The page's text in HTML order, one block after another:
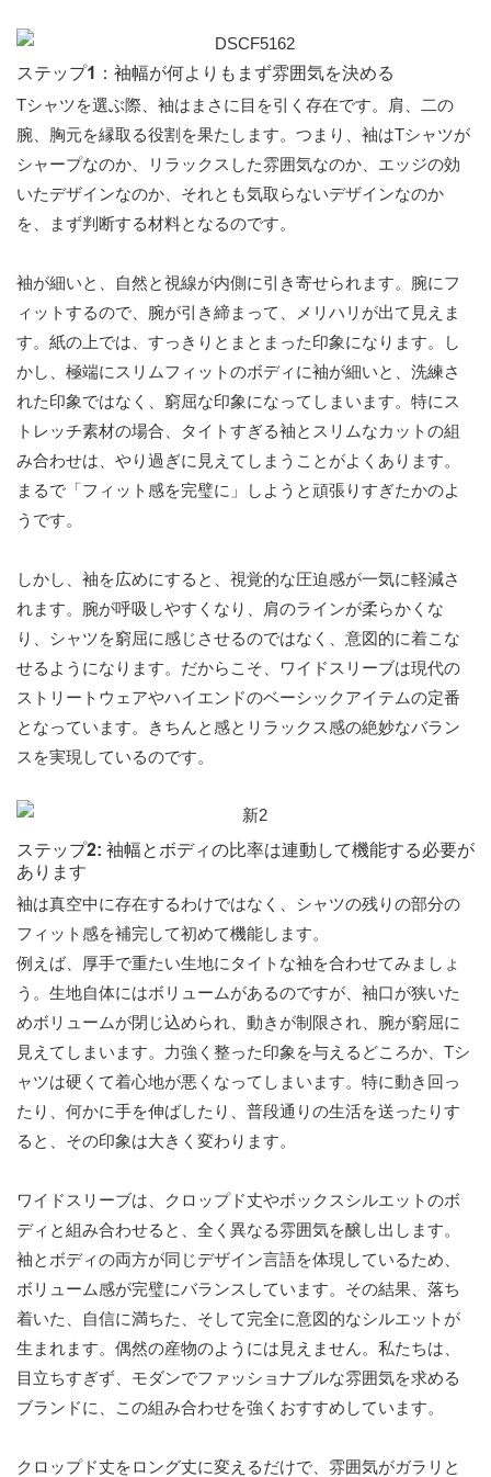
ステップ1：袖幅が何よりもまず雰囲気を決める
Tシャツを選ぶ際、袖はまさに目を引く存在です。肩、二の
腕、胸元を縁取る役割を果たします。つまり、袖はTシャツが
シャープなのか、リラックスした雰囲気なのか、エッジの効
いたデザインなのか、それとも気取らないデザインなのか
を、まず判断する材料となるのです。
袖が細いと、自然と視線が内側に引き寄せられます。腕にフ
ィットするので、腕が引き締まって、メリハリが出て見えま
す。紙の上では、すっきりとまとまった印象になります。し
かし、極端にスリムフィットのボディに袖が細いと、洗練さ
れた印象ではなく、窮屈な印象になってしまいます。特にス
トレッチ素材の場合、タイトすぎる袖とスリムなカットの組
み合わせは、やり過ぎに見えてしまうことがよくあります。
まるで「フィット感を完璧に」しようと頑張りすぎたかのよ
うです。
しかし、袖を広めにすると、視覚的な圧迫感が一気に軽減さ
れます。腕が呼吸しやすくなり、肩のラインが柔らかくな
り、シャツを窮屈に感じさせるのではなく、意図的に着こな
せるようになります。だからこそ、ワイドスリーブは現代の
ストリートウェアやハイエンドのベーシックアイテムの定番
となっています。きちんと感とリラックス感の絶妙なバラン
スを実現しているのです。
ステップ2: 袖幅とボディの比率は連動して機能する必要が
あります
袖は真空中に存在するわけではなく、シャツの残りの部分の
フィット感を補完して初めて機能します。
例えば、厚手で重たい生地にタイトな袖を合わせてみましょ
う。生地自体にはボリュームがあるのですが、袖口が狭いた
めボリュームが閉じ込められ、動きが制限され、腕が窮屈に
見えてしまいます。力強く整った印象を与えるどころか、Tシ
ャツは硬くて着心地が悪くなってしまいます。特に動き回っ
たり、何かに手を伸ばしたり、普段通りの生活を送ったりす
ると、その印象は大きく変わります。
ワイドスリーブは、クロップド丈やボックスシルエットのボ
ディと組み合わせると、全く異なる雰囲気を醸し出します。
袖とボディの両方が同じデザイン言語を体現しているため、
ボリューム感が完璧にバランスしています。その結果、落ち
着いた、自信に満ちた、そして完全に意図的なシルエットが
生まれます。偶然の産物のようには見えません。私たちは、
目立ちすぎず、モダンでファッショナブルな雰囲気を求める
ブランドに、この組み合わせを強くおすすめしています。
クロップド丈をロング丈に変えるだけで、雰囲気がガラリと